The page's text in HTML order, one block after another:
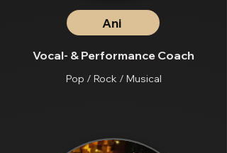
Ani
Vocal- & Performance Coach
Pop / Rock / Musical